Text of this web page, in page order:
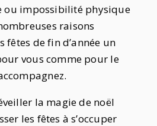
ou impossibilité physique
raisons
fêtes de fin d’année un
vous comme pour le
la magie de noël
les fêtes à s’occuper